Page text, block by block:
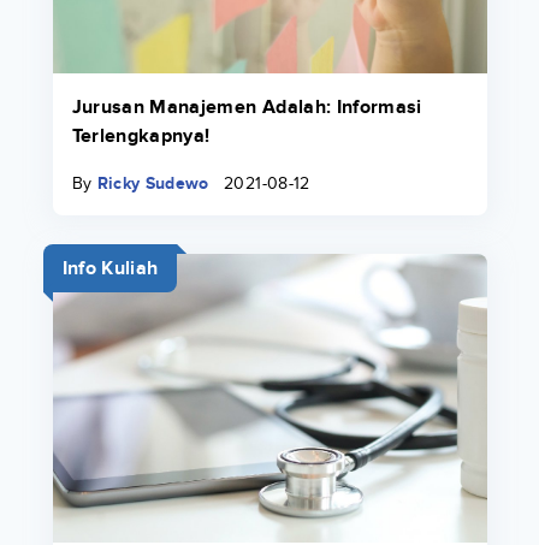
Jurusan Manajemen Adalah: Informasi
Terlengkapnya!
By Ricky Sudewo 2021-08-12
Info Kuliah